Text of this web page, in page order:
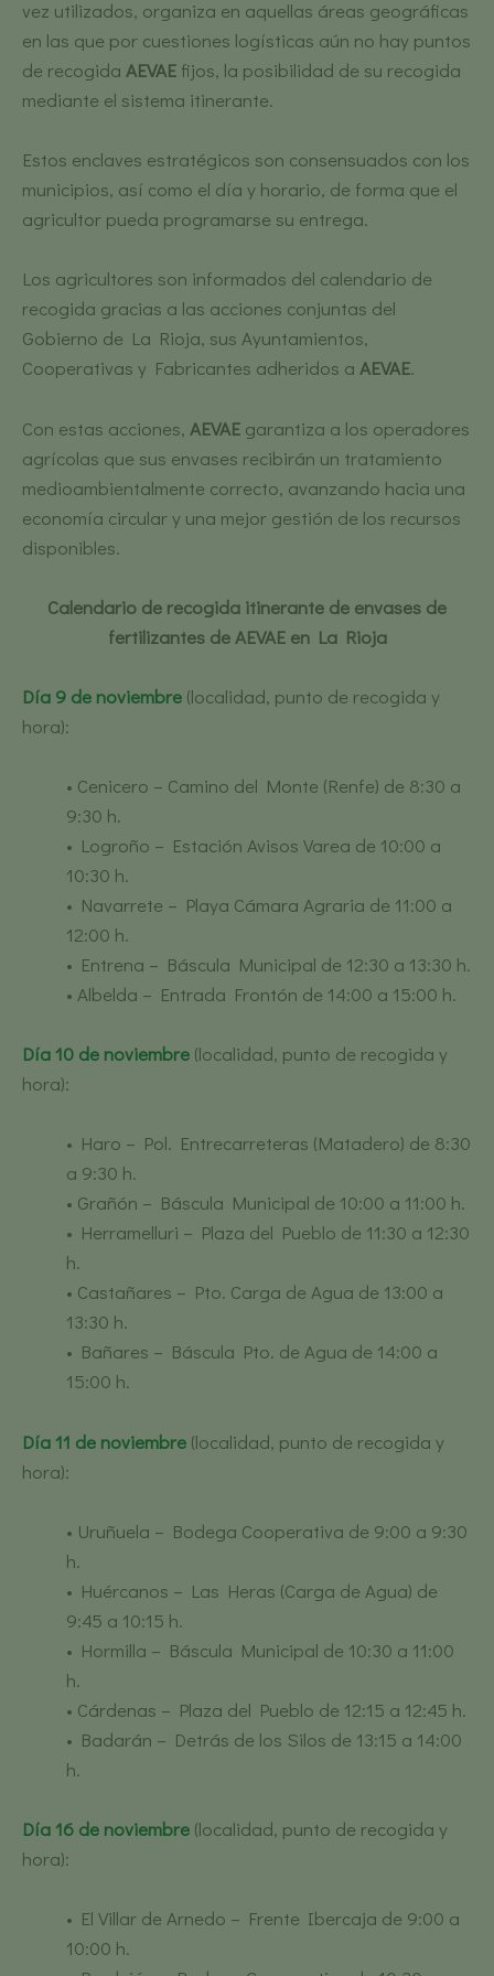
vez utilizados, organiza en aquellas áreas geográficas
en las que por cuestiones logísticas aún no hay puntos
de recogida AEVAE fijos, la posibilidad de su recogida
mediante el sistema itinerante.
Estos enclaves estratégicos son consensuados con los
municipios, así como el día y horario, de forma que el
agricultor pueda programarse su entrega.
Los agricultores son informados del calendario de
recogida gracias a las acciones conjuntas del
Gobierno de La Rioja, sus Ayuntamientos,
Cooperativas y Fabricantes adheridos a AEVAE.
Con estas acciones, AEVAE garantiza a los operadores
agrícolas que sus envases recibirán un tratamiento
medioambientalmente correcto, avanzando hacia una
economía circular y una mejor gestión de los recursos
disponibles.
Calendario de recogida itinerante de envases de
fertilizantes de AEVAE en La Rioja
Día 9 de noviembre (localidad, punto de recogida y
hora):
• Cenicero – Camino del Monte (Renfe) de 8:30 a
9:30 h.
• Logroño – Estación Avisos Varea de 10:00 a
10:30 h.
• Navarrete – Playa Cámara Agraria de 11:00 a
12:00 h.
• Entrena – Báscula Municipal de 12:30 a 13:30 h.
• Albelda – Entrada Frontón de 14:00 a 15:00 h.
Día 10 de noviembre (localidad, punto de recogida y
hora):
• Haro – Pol. Entrecarreteras (Matadero) de 8:30
a 9:30 h.
• Grañón – Báscula Municipal de 10:00 a 11:00 h.
• Herramelluri – Plaza del Pueblo de 11:30 a 12:30
h.
• Castañares – Pto. Carga de Agua de 13:00 a
13:30 h.
• Bañares – Báscula Pto. de Agua de 14:00 a
15:00 h.
Día 11 de noviembre (localidad, punto de recogida y
hora):
• Uruñuela – Bodega Cooperativa de 9:00 a 9:30
h.
• Huércanos – Las Heras (Carga de Agua) de
9:45 a 10:15 h.
• Hormilla – Báscula Municipal de 10:30 a 11:00
h.
• Cárdenas – Plaza del Pueblo de 12:15 a 12:45 h.
• Badarán – Detrás de los Silos de 13:15 a 14:00
h.
Día 16 de noviembre (localidad, punto de recogida y
hora):
• El Villar de Arnedo – Frente Ibercaja de 9:00 a
10:00 h.